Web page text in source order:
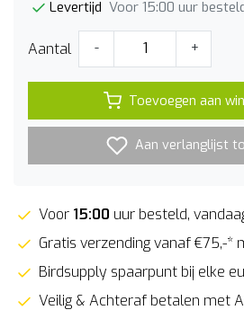
Levertijd Voor 15:00 uur
Aantal - +
Toevoegen aan
Aan verlanglijst
Voor 15:00 uur besteld,
Gratis verzending vanaf €75,-*
Birdsupply spaarpunt bij elke
Veilig & Achteraf betalen met